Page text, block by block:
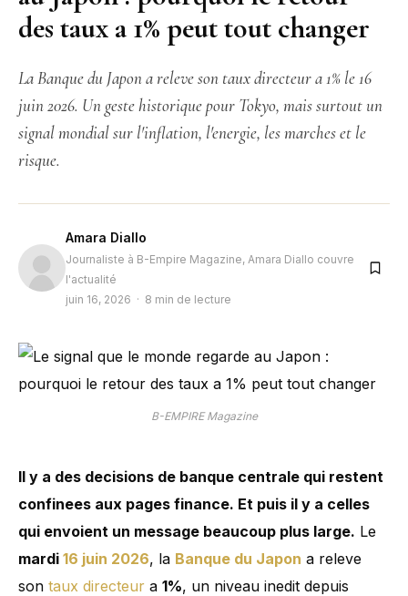
des taux a 1% peut tout changer
La Banque du Japon a releve son taux directeur a 1% le 16
juin 2026. Un geste historique pour Tokyo, mais surtout un
signal mondial sur l'inflation, l'energie, les marches et le
risque.
Amara Diallo
Journaliste à B-Empire Magazine, Amara Diallo couvre
l'actualité
juin 16, 2026 · 8 min de lecture
B-EMPIRE Magazine
Il y a des decisions de banque centrale qui restent
confinees aux pages finance. Et puis il y a celles
qui envoient un message beaucoup plus large. Le
mardi 16 juin 2026, la Banque du Japon a releve
son taux directeur a 1%, un niveau inedit depuis